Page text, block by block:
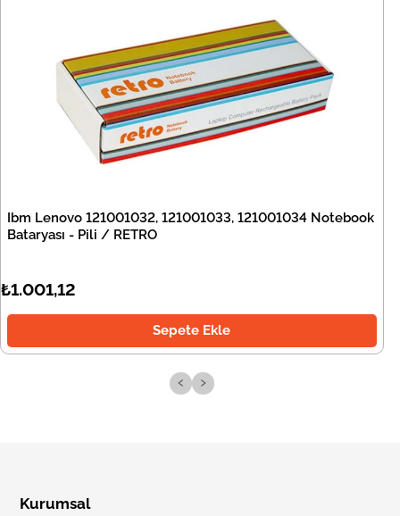
Ibm Lenovo 121001032, 121001033, 121001034 Notebook
Bataryası - Pili / RETRO
₺1.001,12
Sepete Ekle
‹ ›
Kurumsal